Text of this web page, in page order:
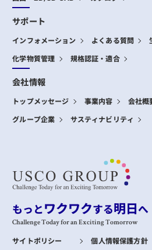
もっとワクワクする明日へ
Challenge Today for an Exciting Tomorrow
サイトポリシー 個人情報保護方針
サポート
インフォメーション よくある質問
化学物質管理 規格認証・適合
会社情報
トップメッセージ 事業内容 会社概
グループ企業 サスティナビリティ